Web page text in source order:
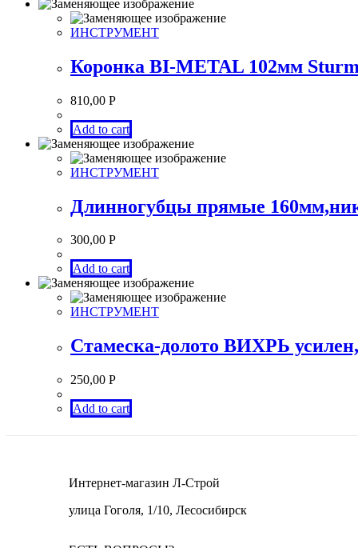
ИНСТРУМЕНТ
Коронка BI-METAL 102мм
810,00 Р
Add to cart
ИНСТРУМЕНТ
Длинногубцы прямые
300,00 Р
Add to cart
ИНСТРУМЕНТ
Стамеска-долото ВИХРЬ
250,00 Р
Add to cart
Интернет-магазин Л-Строй
улица Гоголя, 1/10, Лесосибирск